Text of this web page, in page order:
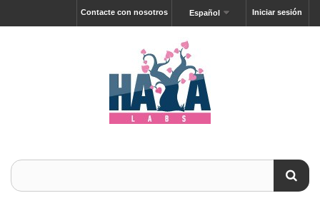
Iniciar sesión
Español
Contacte con nosotros